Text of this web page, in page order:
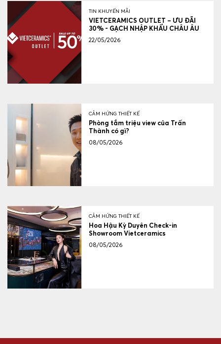
TIN KHUYẾN MÃI
VIETCERAMICS OUTLET – ƯU ĐÃI
30% - GẠCH NHẬP KHẨU CHÂU ÂU
22/05/2026
CẢM HỨNG THIẾT KẾ
Phòng tắm triệu view của Trấn
Thành có gì?
08/05/2026
CẢM HỨNG THIẾT KẾ
Hoa Hậu Kỳ Duyên Check-in
Showroom Vietceramics
08/05/2026